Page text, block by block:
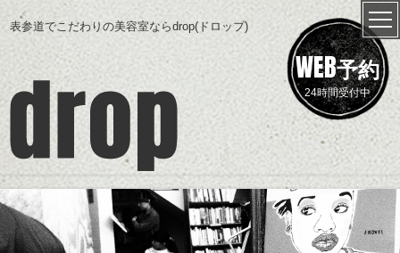
表参道でこだわりの美容室ならdrop(ドロップ)
WEB予約
24時間受付中